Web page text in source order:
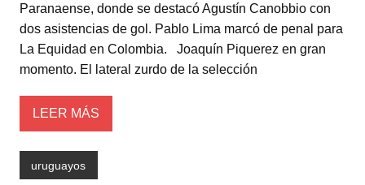
p
p
o
o
k
a
r
t
r
Paranaense, donde se destacó Agustín Canobbio con
dos asistencias de gol. Pablo Lima marcó de penal para
La Equidad en Colombia. Joaquín Piquerez en gran
momento. El lateral zurdo de la selección
LEER MÁS
uruguayos